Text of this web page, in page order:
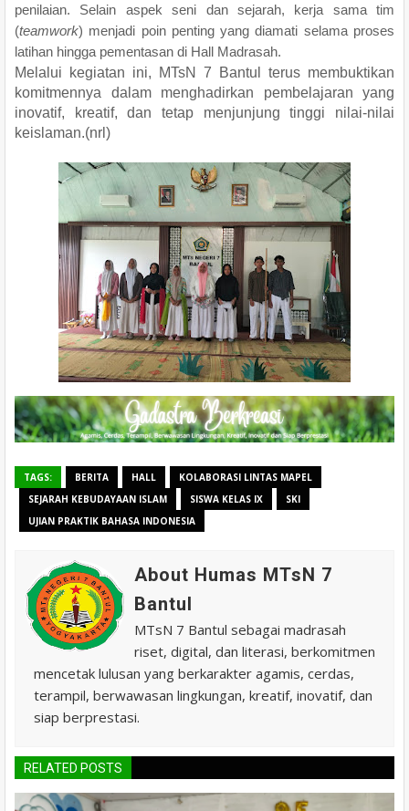
penilaian. Selain aspek seni dan sejarah, kerja sama tim
(teamwork) menjadi poin penting yang diamati selama proses
latihan hingga pementasan di Hall Madrasah.
Melalui kegiatan ini, MTsN 7 Bantul terus membuktikan
komitmennya dalam menghadirkan pembelajaran yang
inovatif, kreatif, dan tetap menjunjung tinggi nilai-nilai
keislaman.(nrl)
TAGS: BERITA HALL
KOLABORASI LINTAS MAPEL
SEJARAH KEBUDAYAAN ISLAM
SISWA KELAS IX
SKI
UJIAN PRAKTIK BAHASA INDONESIA
About Humas MTsN 7
Bantul
MTsN 7 Bantul sebagai madrasah
riset, digital, dan literasi, berkomitmen
mencetak lulusan yang berkarakter agamis, cerdas,
terampil, berwawasan lingkungan, kreatif, inovatif, dan
siap berprestasi.
RELATED POSTS